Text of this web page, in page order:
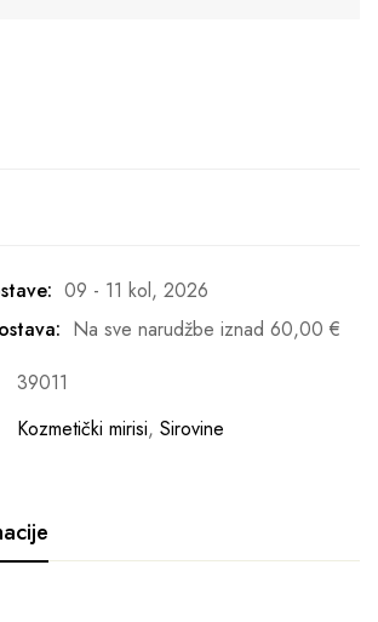
09 - 11 kol, 2026
Na sve narudžbe iznad 60,00 €
39011
Kozmetički mirisi, Sirovine